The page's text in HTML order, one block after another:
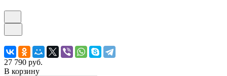
27 790 руб.
В корзину